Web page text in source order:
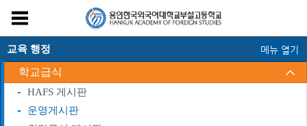
교육 행정
학교급식
HAFS 게시판
운영게시판
메뉴 열기